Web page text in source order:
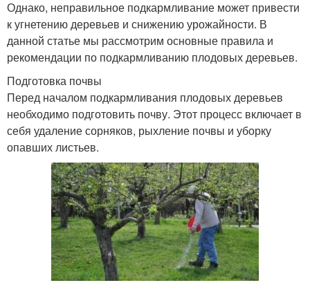
Однако, неправильное подкармливание может привести
к угнетению деревьев и снижению урожайности. В
данной статье мы рассмотрим основные правила и
рекомендации по подкармливанию плодовых деревьев.
Подготовка почвы
Перед началом подкармливания плодовых деревьев
необходимо подготовить почву. Этот процесс включает в
себя удаление сорняков, рыхление почвы и уборку
опавших листьев.